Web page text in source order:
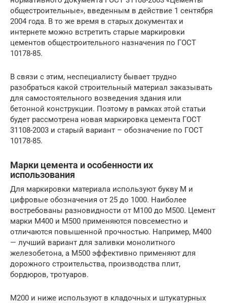
общестроительные», введенным в действие 1 сентября
2004 года. В то же время в старых документах и
интернете можно встретить старые маркировки
цементов общестроительного назначения по ГОСТ
10178-85.
В связи с этим, неспециалисту бывает трудно
разобраться какой строительный материал заказывать
для самостоятельного возведения здания или
бетонной конструкции. Поэтому в рамках этой статьи
будет рассмотрена новая маркировка цемента ГОСТ
31108-2003 и старый вариант – обозначение по ГОСТ
10178-85.
Марки цемента и особенности их
использования
Для маркировки материала используют букву М и
цифровые обозначения от 25 до 1000. Наиболее
востребованы разновидности от М100 до М500. Цемент
марки М400 и М500 применяются повсеместно и
отличаются повышенной прочностью. Например, М400
— лучший вариант для заливки монолитного
железобетона, а М500 эффективно применяют для
дорожного строительства, производства плит,
бордюров, тротуаров.
М200 и ниже используют в кладочных и штукатурных